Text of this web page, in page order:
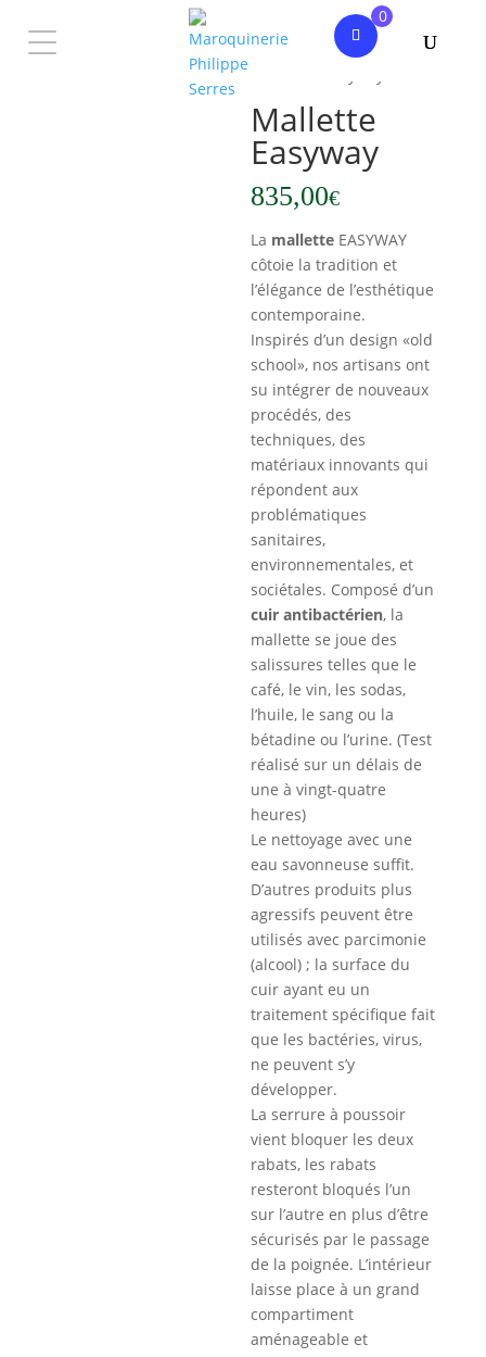
0
Mallette/ Mallette Easyway
Mallette
Easyway
835,00€
La mallette EASYWAY
côtoie la tradition et
l’élégance de l’esthétique
contemporaine.
Inspirés d’un design «old
school», nos artisans ont
su intégrer de nouveaux
procédés, des
techniques, des
matériaux innovants qui
répondent aux
problématiques
sanitaires,
environnementales, et
sociétales. Composé d’un
cuir antibactérien, la
mallette se joue des
salissures telles que le
café, le vin, les sodas,
l’huile, le sang ou la
bétadine ou l’urine. (Test
réalisé sur un délais de
une à vingt-quatre
heures)
Le nettoyage avec une
eau savonneuse suffit.
D’autres produits plus
agressifs peuvent être
utilisés avec parcimonie
(alcool) ; la surface du
cuir ayant eu un
traitement spécifique fait
que les bactéries, virus,
ne peuvent s’y
développer.
La serrure à poussoir
vient bloquer les deux
rabats, les rabats
resteront bloqués l’un
sur l’autre en plus d’être
sécurisés par le passage
de la poignée. L’intérieur
laisse place à un grand
compartiment
aménageable et